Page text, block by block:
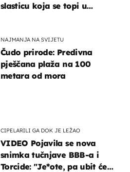
CIPELARILI GA DOK JE LEŽAO
VIDEO Pojavila se nova
snimka tučnjave BBB-a i
Torcide: "Je*ote, pa ubit će
slasticu koja se topi u
NAJMANJA NA SVIJETU
Čudo prirode: Predivna
pješčana plaža na 100
metara od mora